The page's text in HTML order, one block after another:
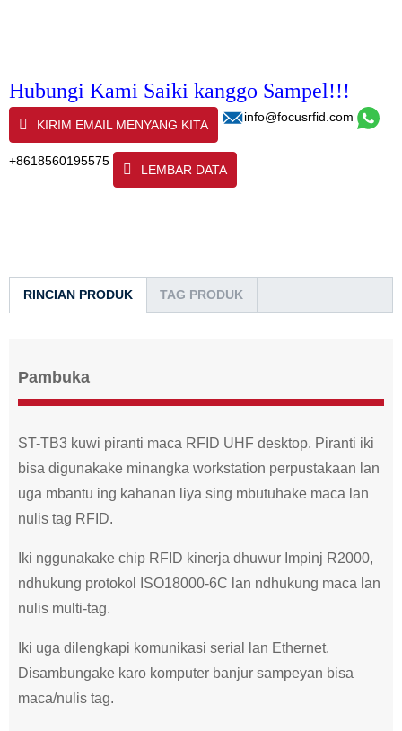
Hubungi Kami Saiki kanggo Sampel!!!
KIRIM EMAIL MENYANG KITA
info@focusrfid.com
+8618560195575
LEMBAR DATA
RINCIAN PRODUK TAG PRODUK
Pambuka
ST-TB3 kuwi piranti maca RFID UHF desktop. Piranti iki
bisa digunakake minangka workstation perpustakaan lan
uga mbantu ing kahanan liya sing mbutuhake maca lan
nulis tag RFID.
Iki nggunakake chip RFID kinerja dhuwur Impinj R2000,
ndhukung protokol ISO18000-6C lan ndhukung maca lan
nulis multi-tag.
Iki uga dilengkapi komunikasi serial lan Ethernet.
Disambungake karo komputer banjur sampeyan bisa
maca/nulis tag.